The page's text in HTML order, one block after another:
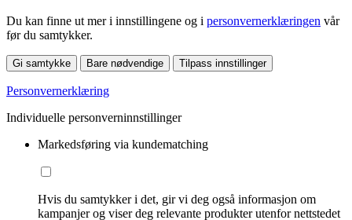
Du kan finne ut mer i innstillingene og i personvernerklæringen vår
før du samtykker.
Gi samtykke Bare nødvendige Tilpass innstillinger
Personvernerklæring
Individuelle personverninnstillinger
Markedsføring via kundematching
Hvis du samtykker i det, gir vi deg også informasjon om
kampanjer og viser deg relevante produkter utenfor nettstedet